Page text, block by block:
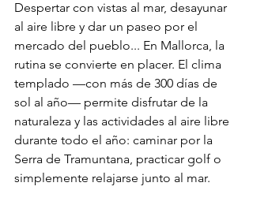
Despertar con vistas al mar, desayunar
al aire libre y dar un paseo por el
mercado del pueblo... En Mallorca, la
rutina se convierte en placer. El clima
templado —con más de 300 días de
sol al año— permite disfrutar de la
naturaleza y las actividades al aire libre
durante todo el año: caminar por la
Serra de Tramuntana, practicar golf o
simplemente relajarse junto al mar.